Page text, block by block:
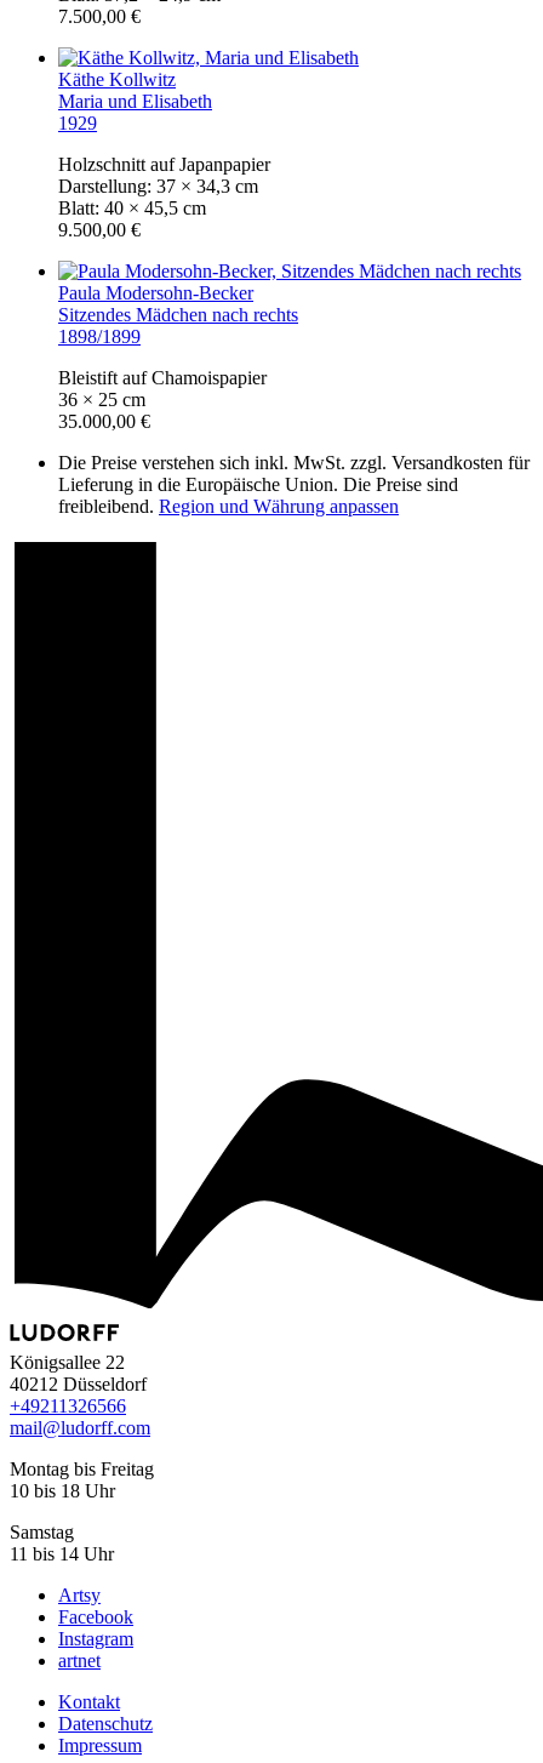
7.500,00 €
Käthe Kollwitz
Maria und Elisabeth
1929
Holzschnitt auf Japanpapier
Darstellung: 37 × 34,3 cm
Blatt: 40 × 45,5 cm
9.500,00 €
Paula Modersohn-Becker
Sitzendes Mädchen nach rechts
1898/1899
Bleistift auf Chamoispapier
36 × 25 cm
35.000,00 €
Die Preise verstehen sich inkl. MwSt. zzgl. Versandkosten für
Lieferung in die Europäische Union. Die Preise sind
freibleibend. Region und Währung anpassen
Königsallee 22
40212 Düsseldorf
+49211326566
mail@ludorff.com
Montag bis Freitag
10 bis 18 Uhr
Samstag
11 bis 14 Uhr
Artsy
Facebook
Instagram
artnet
Kontakt
Datenschutz
Impressum